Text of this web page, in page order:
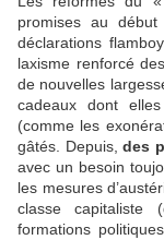
promises au
déclarations
laxisme renforcé
de nouvelles
cadeaux dont
(comme les
gâtés. Depuis,des
avec un besoin
les mesures
classe capitaliste
formations